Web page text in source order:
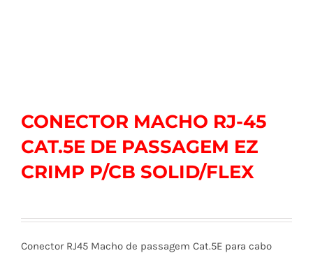
CONECTOR MACHO RJ-45
CAT.5E DE PASSAGEM EZ
CRIMP P/CB SOLID/FLEX
Conector RJ45 Macho de passagem Cat.5E para cabo